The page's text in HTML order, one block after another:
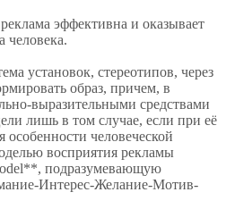
эффективна и оказывает
человека.
установок, стереотипов, через
образ, причем, в
выразительными средствами
лишь в том случае, если при её
особенности человеческой
восприятия рекламы
подразумевающую
Интерес-Желание-Мотив-